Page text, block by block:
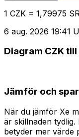
1 CZK = 1,79975
6 aug. 2026 19:41
Diagram CZK till
Jämför och
När du jämför Xe
är skillnaden
betyder mer värde